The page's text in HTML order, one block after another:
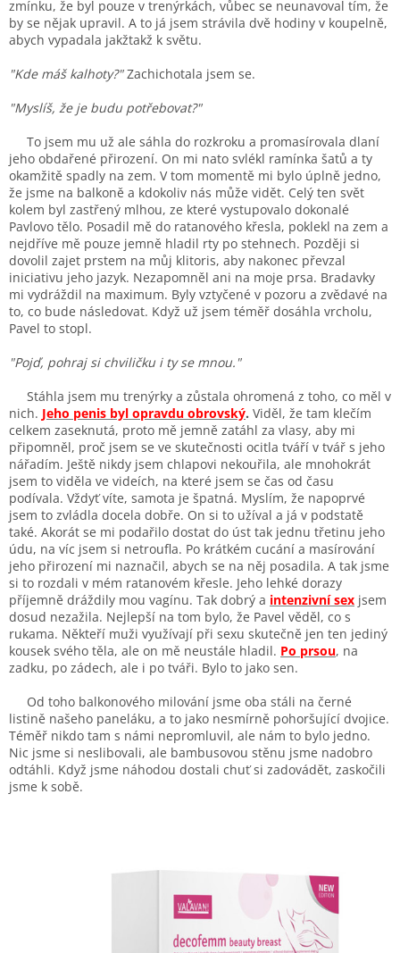
zmínku, že byl pouze v trenýrkách, vůbec se neunavoval tím, že
by se nějak upravil. A to já jsem strávila dvě hodiny v koupelně,
abych vypadala jakžtakž k světu.
"Kde máš kalhoty?"Zachichotala jsem se.
"Myslíš, že je budu potřebovat?"
To jsem mu už ale sáhla do rozkroku a promasírovala dlaní
jeho obdařené přirození. On mi nato svlékl ramínka šatů a ty
okamžitě spadly na zem. V tom momentě mi bylo úplně jedno,
že jsme na balkoně a kdokoliv nás může vidět. Celý ten svět
kolem byl zastřený mlhou, ze které vystupovalo dokonalé
Pavlovo tělo. Posadil mě do ratanového křesla, poklekl na zem a
nejdříve mě pouze jemně hladil rty po stehnech. Později si
dovolil zajet prstem na můj klitoris, aby nakonec převzal
iniciativu jeho jazyk. Nezapomněl ani na moje prsa. Bradavky
mi vydráždil na maximum. Byly vztyčené v pozoru a zvědavé na
to, co bude následovat. Když už jsem téměř dosáhla vrcholu,
Pavel to stopl.
"Pojď, pohraj si chviličku i ty se mnou."
Stáhla jsem mu trenýrky a zůstala ohromená z toho, co měl v
nich. Jeho penis byl opravdu obrovský. Viděl, že tam klečím
celkem zaseknutá, proto mě jemně zatáhl za vlasy, aby mi
připomněl, proč jsem se ve skutečnosti ocitla tváří v tvář s jeho
nářadím. Ještě nikdy jsem chlapovi nekouřila, ale mnohokrát
jsem to viděla ve videích, na které jsem se čas od času
podívala. Vždyť víte, samota je špatná. Myslím, že napoprvé
jsem to zvládla docela dobře. On si to užíval a já v podstatě
také. Akorát se mi podařilo dostat do úst tak jednu třetinu jeho
údu, na víc jsem si netroufla. Po krátkém cucání a masírování
jeho přirození mi naznačil, abych se na něj posadila. A tak jsme
si to rozdali v mém ratanovém křesle. Jeho lehké dorazy
příjemně dráždily mou vagínu. Tak dobrý a intenzivní sex jsem
dosud nezažila. Nejlepší na tom bylo, že Pavel věděl, co s
rukama. Někteří muži využívají při sexu skutečně jen ten jediný
kousek svého těla, ale on mě neustále hladil. Po prsou, na
zadku, po zádech, ale i po tváři. Bylo to jako sen.
Od toho balkonového milování jsme oba stáli na černé
listině našeho paneláku, a to jako nesmírně pohoršující dvojice.
Téměř nikdo tam s námi nepromluvil, ale nám to bylo jedno.
Nic jsme si neslibovali, ale bambusovou stěnu jsme nadobro
odtáhli. Když jsme náhodou dostali chuť si zadovádět, zaskočili
jsme k sobě.